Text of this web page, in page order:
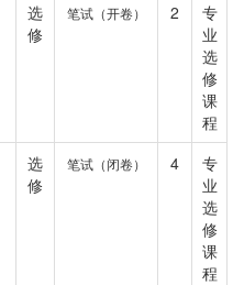
选
修
笔试（开卷） 2
专
业
选
修
课
程
选
修
笔试（闭卷） 4
专
业
选
修
课
程